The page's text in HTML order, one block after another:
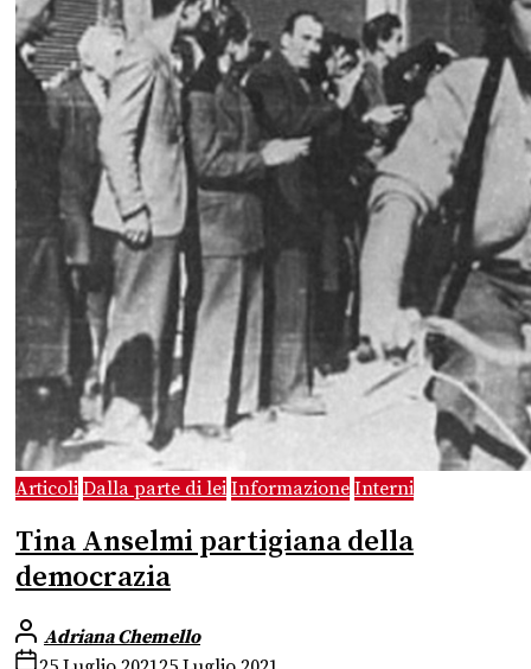
Articoli Dalla parte di lei Informazione Interni
Tina Anselmi partigiana della
democrazia
Adriana Chemello